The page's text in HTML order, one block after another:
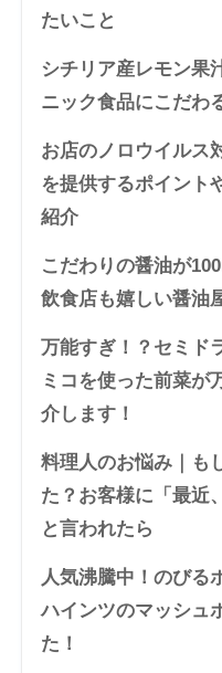
たいこと
シチリア産レモン果
ニック食品にこだわ
お店のノロウイルス
を提供するポイント
紹介
こだわりの醤油が
飲食店も嬉しい醤油
万能すぎ！？セミド
ミコを使った前菜が
介します！
料理人のお悩み｜も
た？お客様に「最近
と言われたら
人気沸騰中！のびる
ハインツのマッシュ
た！